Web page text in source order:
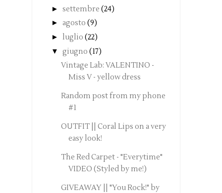
► settembre (24)
► agosto (9)
► luglio (22)
▼ giugno (17)
Vintage Lab: VALENTINO -
Miss V - yellow dress
Random post from my phone
#1
OUTFIT || Coral Lips on a very
easy look!
The Red Carpet - "Everytime"
VIDEO (Styled by me!)
GIVEAWAY || "You Rock!" by